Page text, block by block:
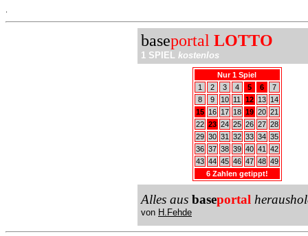
baseportal LOTTO
1 SPIEL kostenlos
Nur 1 Spiel
1
2 3 4 5 6
7
8
9 10 11 12 13
14
15
16 17 18 19 20 21
22 23 24 25 26 27 28
29 30 31 32 33 34 35
36 37 38 39 40 41
42
43 44 45 46 47 48 49
6 Zahlen getippt!
Alles aus baseportal
von H.Fehde